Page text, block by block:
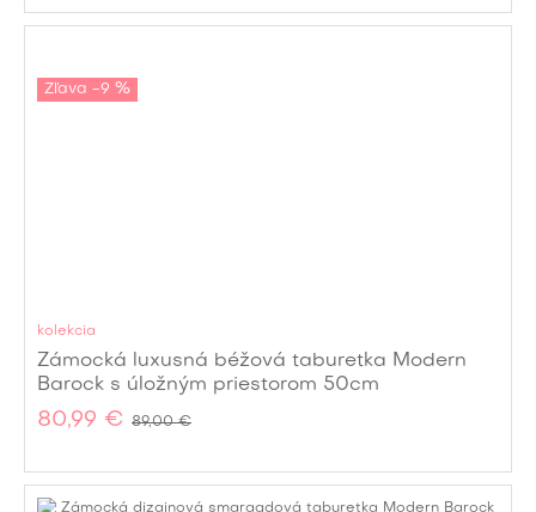
Zľava -9 %
kolekcia
Zámocká luxusná béžová taburetka Modern
Barock s úložným priestorom 50cm
80,99 € 89,00 €